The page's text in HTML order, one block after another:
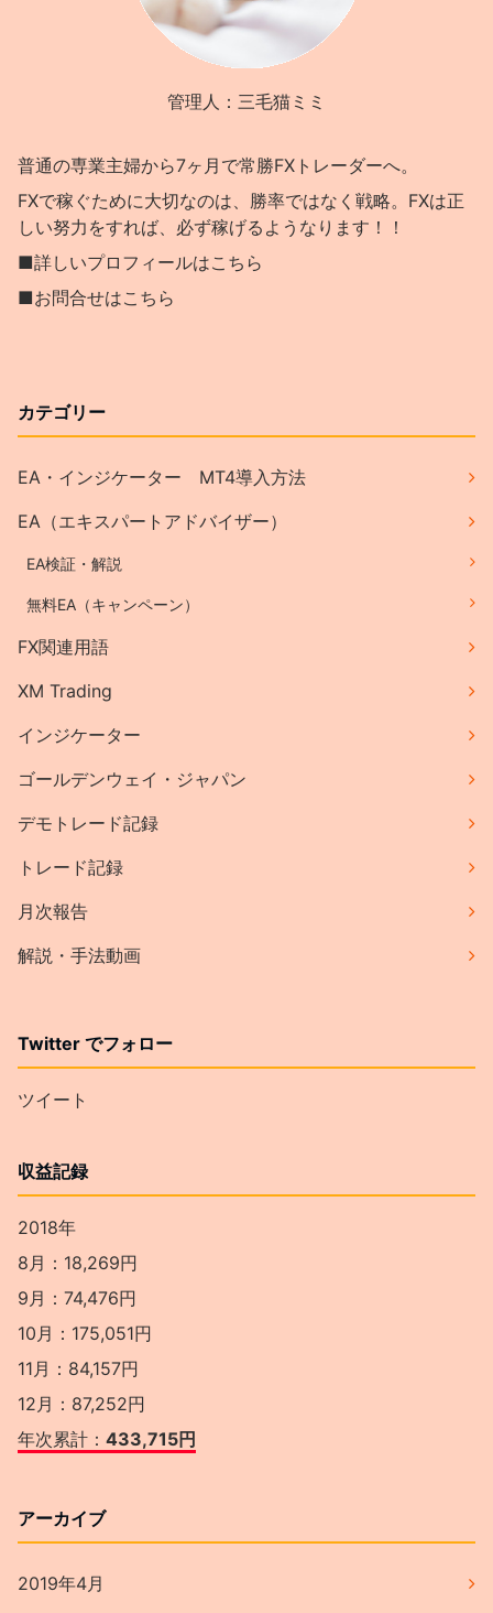
管理人：三毛猫ミミ
普通の専業主婦から7ヶ月で常勝FXトレーダーへ。
FXで稼ぐために大切なのは、勝率ではなく戦略。FXは正
しい努力をすれば、必ず稼げるようなります！！
■詳しいプロフィールはこちら
■お問合せはこちら
カテゴリー
EA・インジケーター MT4導入方法
EA（エキスパートアドバイザー）
EA検証・解説
無料EA（キャンペーン）
FX関連用語
XM Trading
インジケーター
ゴールデンウェイ・ジャパン
デモトレード記録
トレード記録
月次報告
解説・手法動画
Twitter でフォロー
ツイート
収益記録
2018年
8月：18,269円
9月：74,476円
10月：175,051円
11月：84,157円
12月：87,252円
年次累計： 433,715円
アーカイブ
2019年4月